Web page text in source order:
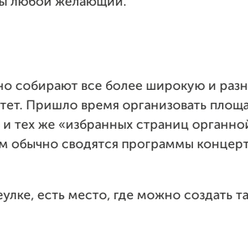
собирают все более широкую и
Пришло время организовать
же «избранных страниц
сводятся программы
есть место, где можно создать